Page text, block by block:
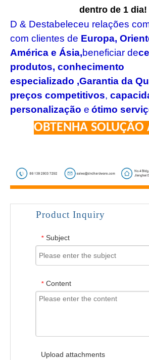
dentro de 1 dia!
D & Destabeleceu relações
com clientes de Europa,
América e Ásia,beneficiar de
produtos, conhecimento
especializado ,Garantia da
preços competitivos,
personalização e ótimo
OBTENHA SOLUÇÃO
Product Inquiry
* Subject
* Content
Upload attachments